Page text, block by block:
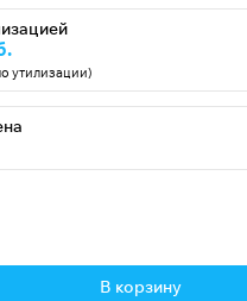
утилизации)
В корзину